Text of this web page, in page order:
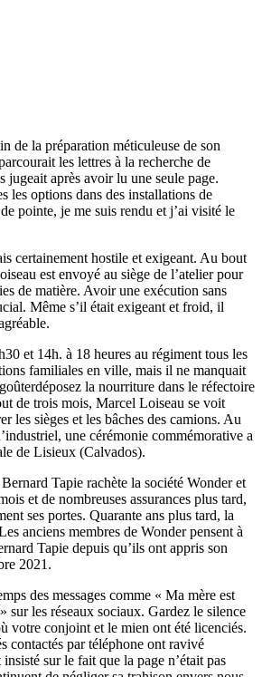
de la préparation méticuleuse de son
les lettres à la recherche de
jugeait après avoir lu une seule page.
les options dans des installations de
pointe, je me suis rendu et j’ai visité le
certainement hostile et exigeant. Au bout
est envoyé au siège de l’atelier pour
de matière. Avoir une exécution sans
Même s’il était exigeant et froid, il
et 14h. à 18 heures au régiment tous les
familiales en ville, mais il ne manquait
la nourriture dans le réfectoire
de trois mois, Marcel Loiseau se voit
les sièges et les bâches des camions. Au
une cérémonie commémorative a
de Lisieux (Calvados).
Tapie rachète la société Wonder et
et de nombreuses assurances plus tard,
ses portes. Quarante ans plus tard, la
anciens membres de Wonder pensent à
Tapie depuis qu’ils ont appris son
2021.
des messages comme « Ma mère est
sur les réseaux sociaux. Gardez le silence
votre conjoint et le mien ont été licenciés.
contactés par téléphone ont ravivé
insisté sur le fait que la page n’était pas